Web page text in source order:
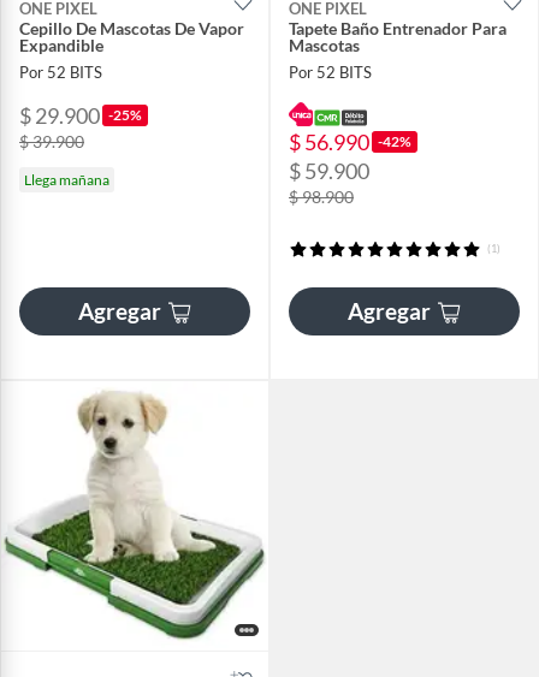
ONE PIXEL
Cepillo De Mascotas De Vapor
Expandible
Por 52 BITS
$ 29.900 -25%
$ 39.900
Llega mañana
Agregar
ONE PIXEL
Tapete Baño Entrenador Para
Mascotas
Por 52 BITS
$ 56.990 -42%
$ 59.900
$ 98.900
(1)
Agregar